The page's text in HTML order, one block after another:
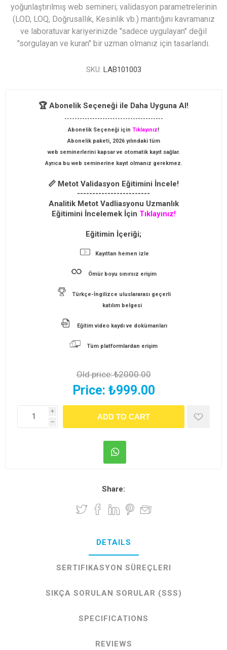
yoğunlaştırılmış web semineri; validasyon parametrelerinin
(LOD, LOQ, Doğrusallık, Kesinlik vb.) mantığını kavramanız
ve laboratuvar kariyerinizde "sadece uygulayan" değil
"sorgulayan ve kuran" bir uzman olmanız için tasarlandı.
SKU: LAB101003
🏆 Abonelik Seçeneği ile Daha Uyguna Al!
---------------------------------------
Abonelik Seçeneği için Tıklayınız!
Abonelik paketi, 2026 yılındaki tüm
web seminerlerini kapsar ve otomatik kayıt sağlar.
Ayrıca bu web seminerine kayıt olmanız gerekmez.
📏 Metot Validasyon Eğitimini İncele!
------------------------
Analitik Metot Vadliasyonu Uzmanlık
Eğitimini İncelemek İçin Tıklayınız!
Eğitimin İçeriği;
Kayıttan hemen izle
Ömür boyu sınırsız erişim
Türkçe-İngilizce uluslararası geçerli
katılım belgesi
Eğitim video kaydı ve dokümanları
Tüm platformlardan erişim
Old price:₺2000.00
Price: ₺999.00
i
h
Share:
DETAILS
SERTIFIKASYON SÜREÇLERI
SIKÇA SORULAN SORULAR (SSS)
SPECIFICATIONS
REVIEWS